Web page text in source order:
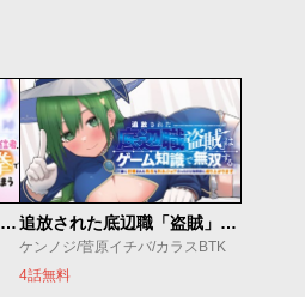
【悲報】清楚系で売っていた底辺配信者、うっかり配信を切り忘れたままSS級モンスターを拳で殴り飛ばしてしまう 追放された底辺職「盗賊」はゲーム知識で無双する。一緒に召喚された先生も外れジョブだったけど効率的に成り上がります
ケンノジ/菅原イチバ/カラスBTK
4話無料